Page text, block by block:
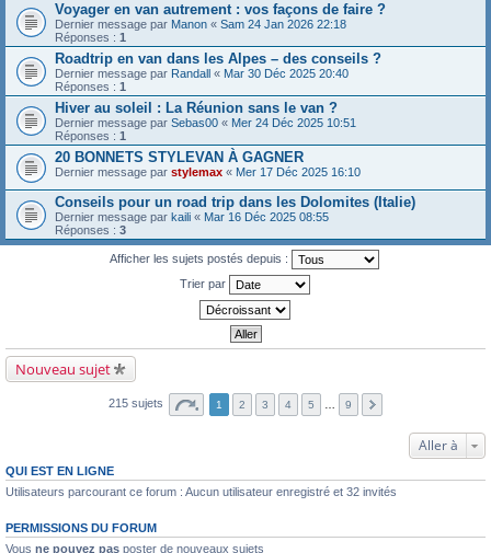
Voyager en van autrement : vos façons de faire ?
Dernier message par Manon « Sam 24 Jan 2026 22:18
Réponses : 1
Roadtrip en van dans les Alpes – des conseils ?
Dernier message par Randall « Mar 30 Déc 2025 20:40
Réponses : 1
Hiver au soleil : La Réunion sans le van ?
Dernier message par Sebas00 « Mer 24 Déc 2025 10:51
Réponses : 1
20 BONNETS STYLEVAN À GAGNER
Dernier message par stylemax « Mer 17 Déc 2025 16:10
Conseils pour un road trip dans les Dolomites (Italie)
Dernier message par kaili « Mar 16 Déc 2025 08:55
Réponses : 3
Afficher les sujets postés depuis :
Trier par
Nouveau sujet
215 sujets 1 2 3 4 5 9
Aller à
QUI EST EN LIGNE
Utilisateurs parcourant ce forum : Aucun utilisateur enregistré et 32 invités
PERMISSIONS DU FORUM
Vous ne pouvez pas poster de nouveaux sujets